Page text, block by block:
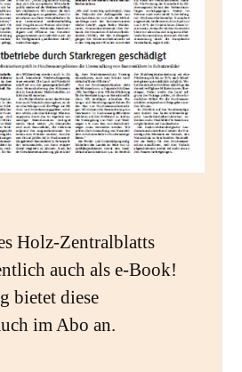
Holz-Zentralblatts
auch als e-Book!
bietet diese
im Abo an.